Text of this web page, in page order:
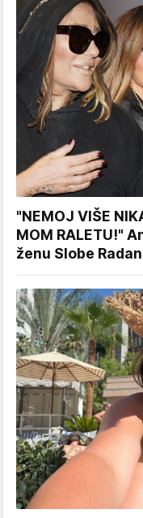
"NEMOJ VIŠE
MOM RALETU!"
ženu Slobe